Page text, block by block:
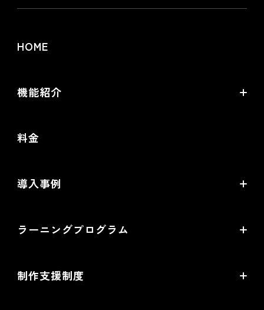
HOME
機能紹介
オムニチャネル・OMO
提携サービス一覧
料金
導入事例
導入企業一覧
ラーニングプログラム
オープンセミナー一覧
制作支援制度